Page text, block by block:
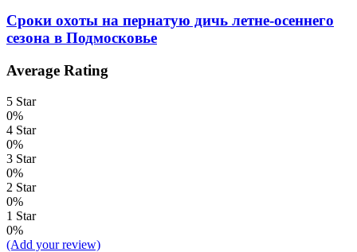
Сроки охоты на пернатую дичь летне-осеннего
сезона в Подмосковье
Average Rating
5 Star
0%
4 Star
0%
3 Star
0%
2 Star
0%
1 Star
0%
(Add your review)